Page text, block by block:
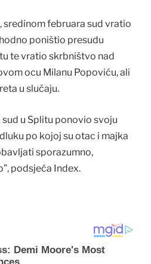
sredinom februara sud vratio
poništio presudu
te vratio skrbništvo nad
ocu Milanu Popoviću, ali
u slučaju.
u Splitu ponovio svoju
po kojoj su otac i majka
sporazumno,
podsjeća Index.